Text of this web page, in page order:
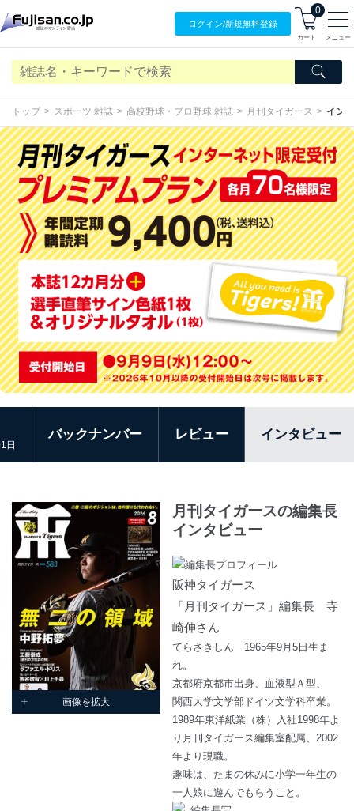
ログイン/新規無料登録
0
カート メニュー
トップ スポーツ 雑誌 高校野球・プロ野球 雑誌 月刊タイガース イン
日
バックナンバー レビュー インタビュー
画像を拡大
月刊タイガースの編集長
インタビュー
阪神タイガース
「月刊タイガース」編集長 寺
崎伸さん
てらさきしん 1965年9月5日生ま
れ。
京都府京都市出身、血液型Ａ型、
関西大学文学部ドイツ文学科卒業。
1989年東洋紙業（株）入社1998年よ
り月刊タイガース編集室配属、2002
年より現職。
趣味は、たまの休みに小学一年生の
一人娘に遊んでもらうこと。